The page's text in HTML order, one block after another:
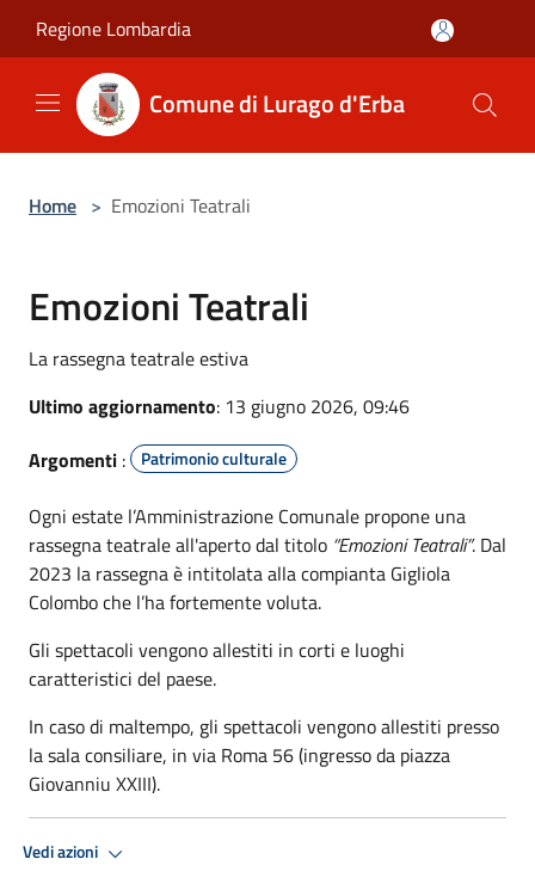
Regione Lombardia
Comune di Lurago d'Erba
Home > Emozioni Teatrali
Emozioni Teatrali
La rassegna teatrale estiva
Ultimo aggiornamento: 13 giugno 2026, 09:46
Argomenti : Patrimonio culturale
Ogni estate l’Amministrazione Comunale propone una
rassegna teatrale all'aperto dal titolo “Emozioni Teatrali”. Dal
2023 la rassegna è intitolata alla compianta Gigliola
Colombo che l’ha fortemente voluta.
Gli spettacoli vengono allestiti in corti e luoghi
caratteristici del paese.
In caso di maltempo, gli spettacoli vengono allestiti presso
la sala consiliare, in via Roma 56 (ingresso da piazza
Giovanniu XXIII).
Vedi azioni